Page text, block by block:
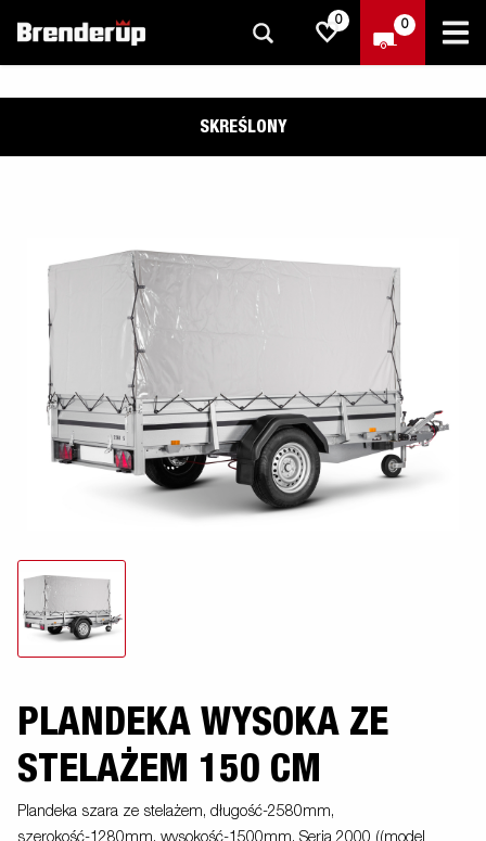
0 0
SKREŚLONY
PLANDEKA WYSOKA ZE
STELAŻEM 150 CM
Plandeka szara ze stelażem, długość-2580mm,
szerokość-1280mm, wysokość-1500mm, Seria 2000 ((model